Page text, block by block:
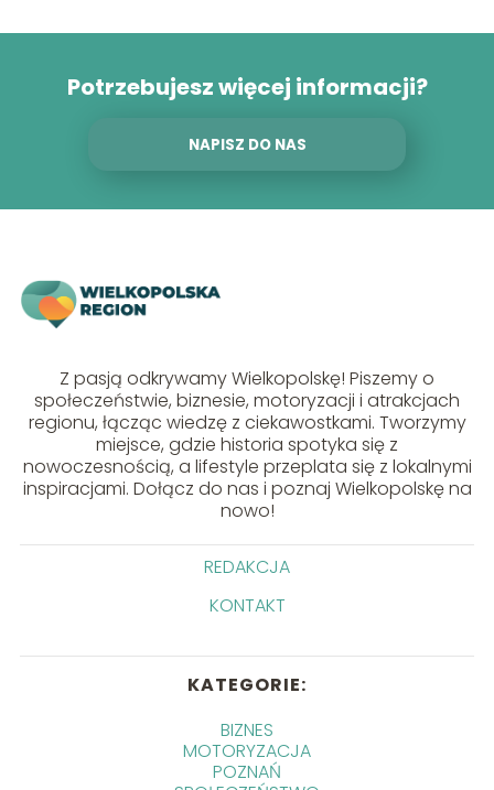
Potrzebujesz więcej informacji?
NAPISZ DO NAS
Z pasją odkrywamy Wielkopolskę! Piszemy o
społeczeństwie, biznesie, motoryzacji i atrakcjach
regionu, łącząc wiedzę z ciekawostkami. Tworzymy
miejsce, gdzie historia spotyka się z
nowoczesnością, a lifestyle przeplata się z lokalnymi
inspiracjami. Dołącz do nas i poznaj Wielkopolskę na
nowo!
REDAKCJA
KONTAKT
KATEGORIE:
BIZNES
MOTORYZACJA
POZNAŃ